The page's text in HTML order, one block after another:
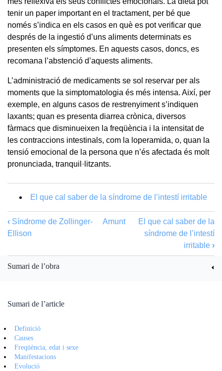
tenir un paper important en el tractament, per bé que
només s’indica en els casos en què es pot verificar que
després de la ingestió d’uns aliments determinats es
presenten els símptomes. En aquests casos, doncs, es
recomana l’abstenció d’aquests aliments.
L’administració de medicaments se sol reservar per als
moments que la simptomatologia és més intensa. Així, per
exemple, en alguns casos de restrenyiment s’indiquen
laxants; quan es presenta diarrea crònica, diversos
fàrmacs que disminueixen la freqüència i la intensitat de
les contraccions intestinals, com la loperamida, o, quan la
tensió emocional de la persona que n’és afectada és molt
pronunciada, tranquil·litzants.
El que cal saber de la síndrome de l’intestí irritable
‹ Síndrome de Zollinger-
Ellison
Amunt
El que cal saber de la
síndrome de l’intestí
irritable ›
Sumari de l’obra
Sumari de l’article
Definició
Causes
Freqüència, edat i sexe
Manifestacions
Evolució